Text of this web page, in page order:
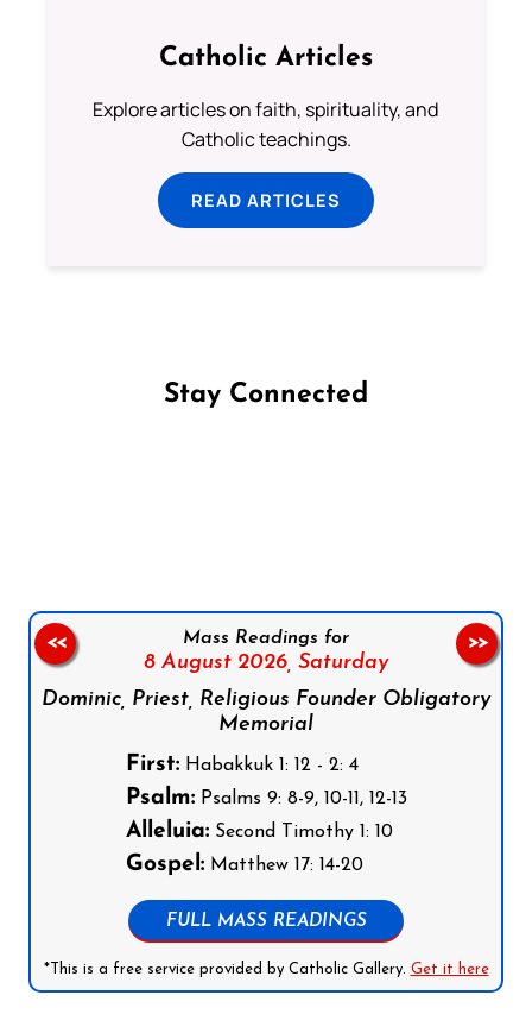
Catholic Articles
Explore articles on faith, spirituality, and
Catholic teachings.
READ ARTICLES
Stay Connected
Mass Readings for
8 August 2026, Saturday
Dominic, Priest, Religious Founder Obligatory
Memorial
First:Habakkuk 1: 12 - 2: 4
Psalm:Psalms 9: 8-9, 10-11, 12-13
Alleluia:Second Timothy 1: 10
Gospel:Matthew 17: 14-20
FULL MASS READINGS
*This is a free service provided by Catholic Gallery. Get it here
<< >>